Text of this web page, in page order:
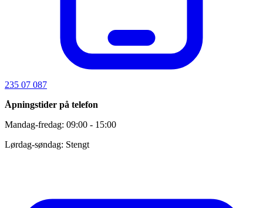
235 07 087
Åpningstider på telefon
Mandag-fredag: 09:00 - 15:00
Lørdag-søndag: Stengt